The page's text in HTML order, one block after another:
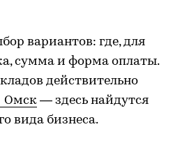
вариантов: где, для
сумма и форма оплаты.
действительно
Омск — здесь найдутся
вида бизнеса.